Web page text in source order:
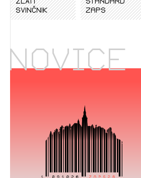
SVINČNIK
zaps
Novice